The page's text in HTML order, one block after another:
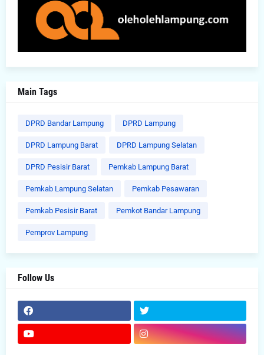
Main Tags
DPRD Bandar Lampung DPRD Lampung
DPRD Lampung Barat DPRD Lampung Selatan
DPRD Pesisir Barat Pemkab Lampung Barat
Pemkab Lampung Selatan Pemkab Pesawaran
Pemkab Pesisir Barat Pemkot Bandar Lampung
Pemprov Lampung
Follow Us